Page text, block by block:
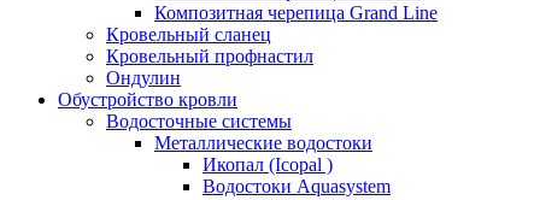
Композитная черепица Grand Line
Кровельный сланец
Кровельный профнастил
Ондулин
Обустройство кровли
Водосточные системы
Металлические водостоки
Икопал (Icopal )
Водостоки Aquasystem